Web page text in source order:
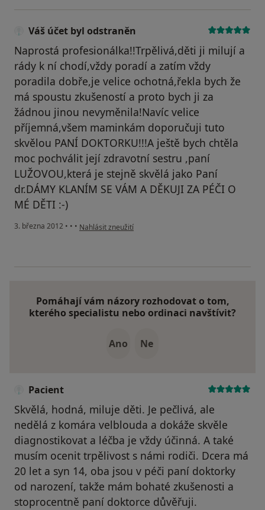
Váš účet byl odstraněn
Naprostá profesionálka!!Trpělivá,děti ji milují a
rády k ní chodí,vždy poradí a zatím vždy
poradila dobře,je velice ochotná,řekla bych že
má spoustu zkušeností a proto bych ji za
žádnou jinou nevyměnila!Navíc velice
příjemná,všem maminkám doporučuji tuto
skvělou PANÍ DOKTORKU!!!A ještě bych chtěla
moc pochválit její zdravotní sestru ,paní
LUŽOVOU,která je stejně skvělá jako Paní
dr.DÁMY KLANÍM SE VÁM A DĚKUJI ZA PÉČI O
MÉ DĚTI :-)
3. března 2012 • • • podle názoru uživatele Váš účet byl odstraněn
Nahlásit zneužití
Pomáhají vám názory rozhodovat o tom,
kterého specialistu nebo ordinaci navštívit?
Ano Ne
Pacient
Skvělá, hodná, miluje děti. Je pečlivá, ale
nedělá z komára velblouda a dokáže skvěle
diagnostikovat a léčba je vždy účinná. A také
musím ocenit trpělivost s námi rodiči. Dcera má
20 let a syn 14, oba jsou v péči paní doktorky
od narození, takže mám bohaté zkušenosti a
stoprocentně paní doktorce důvěřuji.